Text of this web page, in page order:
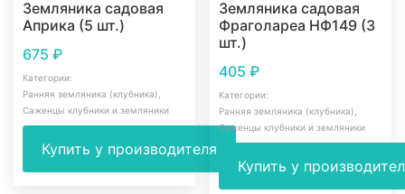
Земляника садовая
Априка (5 шт.)
675 ₽
Категории:
Ранняя земляника (клубника)
Саженцы клубники и земляники
Купить у производителя
Земляника садовая
Фраголареа НФ149 (3
шт.)
405₽
Категории:
Ранняя земляника (клубника)
Саженцы клубники и земляники
Купить у